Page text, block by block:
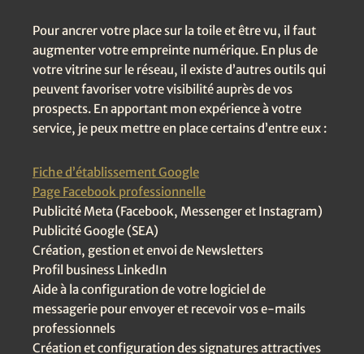
Pour ancrer votre place sur la toile et être vu, il faut
augmenter votre empreinte numérique. En plus de
votre vitrine sur le réseau, il existe d’autres outils qui
peuvent favoriser votre visibilité auprès de vos
prospects. En apportant mon expérience à votre
service, je peux mettre en place certains d’entre eux :
Fiche d’établissement Google
Page Facebook professionnelle
Publicité Meta (Facebook, Messenger et Instagram)
Publicité Google (SEA)
Création, gestion et envoi de Newsletters
Profil business LinkedIn
Aide à la configuration de votre logiciel de
messagerie pour envoyer et recevoir vos e-mails
professionnels
Création et configuration des signatures attractives